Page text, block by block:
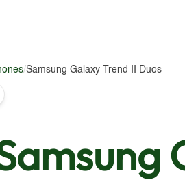
/Samsung Galaxy Trend II Duos